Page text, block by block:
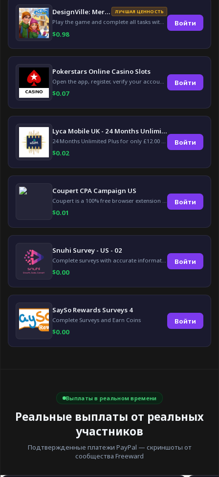
DesignVille: Merge & Design ЛУЧШАЯ ЦЕННОСТЬ
$0.98
Войти
Pokerstars Online Casino Slots
$0.07
Войти
Lyca Mobile UK - 24 Months Unlimited Plus!
$0.02
Войти
Coupert CPA Campaign US
$0.01
Войти
Snuhi Survey - US - 02
$0.00
Войти
SaySo Rewards Surveys 4
Complete Surveys and Earn Coins
$0.00
Войти
Выплаты в реальном времени
Реальные выплаты от реальных
участников
Подтвержденные платежи PayPal — скриншоты от
сообщества Freeward